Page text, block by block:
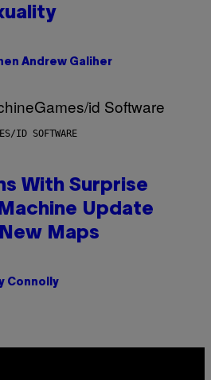
Andrew Galiher
ID SOFTWARE
With Surprise
Update
Maps
Connolly